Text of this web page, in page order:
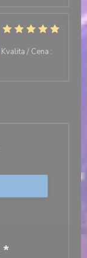
Kvalita / Cena :
*